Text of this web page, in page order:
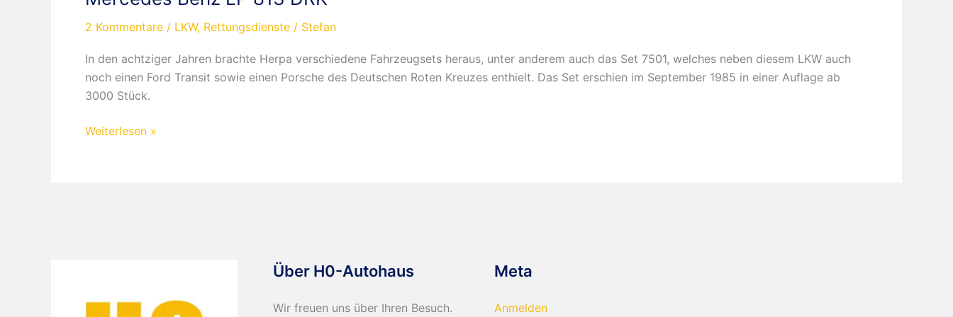
2 Kommentare / LKW, Rettungsdienste / Stefan
In den achtziger Jahren brachte Herpa verschiedene Fahrzeugsets heraus, unter anderem auch das Set 7501, welches neben diesem LKW auch
noch einen Ford Transit sowie einen Porsche des Deutschen Roten Kreuzes enthielt. Das Set erschien im September 1985 in einer Auflage ab
3000 Stück.
Mercedes
Weiterlesen »
Über H0-Autohaus
Wir freuen uns über Ihren Besuch.
Meta
Anmelden